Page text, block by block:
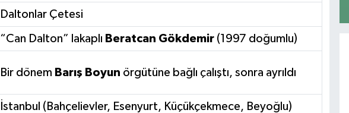
Daltonlar Çetesi
“Can Dalton” lakaplı Beratcan Gökdemir(1997 doğumlu)
Bir dönem Barış Boyun örgütüne bağlı çalıştı, sonra ayrıldı
İstanbul (Bahçelievler, Esenyurt, Küçükçekmece, Beyoğlu)